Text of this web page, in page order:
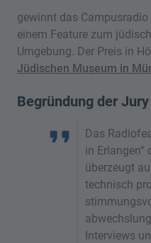
gewinnt das
einem Feature zum
Umgebung. Der Preis in
Jüdischen Museum in
Begründung der
Das
in
überzeugt
technisch
Interviews